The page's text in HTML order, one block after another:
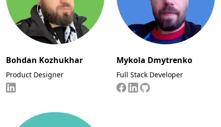
Bohdan Kozhukhar
Product Designer
Mykola Dmytrenko
Full Stack Developer